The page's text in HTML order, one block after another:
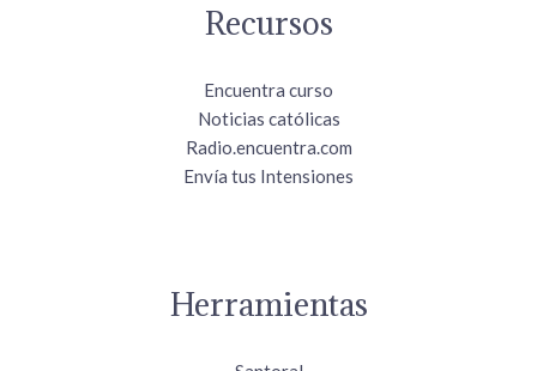
Recursos
Encuentra curso
Noticias católicas
Radio.encuentra.com
Envía tus Intensiones
Herramientas